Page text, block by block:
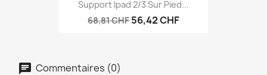
Support Ipad 2/3 Sur Pied...
68,81 CHF 56,42 CHF
Commentaires (0)